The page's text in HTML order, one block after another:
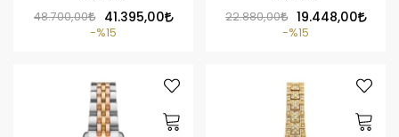
48.700,00
41.395,00
%15
22.880,00
19.448,00
%15